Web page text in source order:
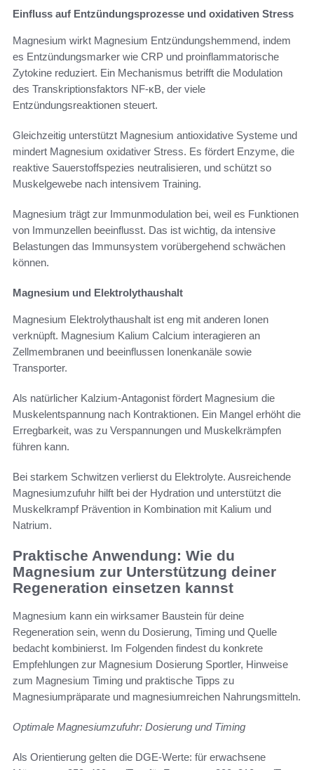
Einfluss auf Entzündungsprozesse und oxidativen Stress
Magnesium wirkt Magnesium Entzündungshemmend, indem
es Entzündungsmarker wie CRP und proinflammatorische
Zytokine reduziert. Ein Mechanismus betrifft die Modulation
des Transkriptionsfaktors NF‑κB, der viele
Entzündungsreaktionen steuert.
Gleichzeitig unterstützt Magnesium antioxidative Systeme und
mindert Magnesium oxidativer Stress. Es fördert Enzyme, die
reaktive Sauerstoffspezies neutralisieren, und schützt so
Muskelgewebe nach intensivem Training.
Magnesium trägt zur Immunmodulation bei, weil es Funktionen
von Immunzellen beeinflusst. Das ist wichtig, da intensive
Belastungen das Immunsystem vorübergehend schwächen
können.
Magnesium und Elektrolythaushalt
Magnesium Elektrolythaushalt ist eng mit anderen Ionen
verknüpft. Magnesium Kalium Calcium interagieren an
Zellmembranen und beeinflussen Ionenkanäle sowie
Transporter.
Als natürlicher Kalzium-Antagonist fördert Magnesium die
Muskelentspannung nach Kontraktionen. Ein Mangel erhöht die
Erregbarkeit, was zu Verspannungen und Muskelkrämpfen
führen kann.
Bei starkem Schwitzen verlierst du Elektrolyte. Ausreichende
Magnesiumzufuhr hilft bei der Hydration und unterstützt die
Muskelkrampf Prävention in Kombination mit Kalium und
Natrium.
Praktische Anwendung: Wie du
Magnesium zur Unterstützung deiner
Regeneration einsetzen kannst
Magnesium kann ein wirksamer Baustein für deine
Regeneration sein, wenn du Dosierung, Timing und Quelle
bedacht kombinierst. Im Folgenden findest du konkrete
Empfehlungen zur Magnesium Dosierung Sportler, Hinweise
zum Magnesium Timing und praktische Tipps zu
Magnesiumpräparate und magnesiumreichen Nahrungsmitteln.
Optimale Magnesiumzufuhr: Dosierung und Timing
Als Orientierung gelten die DGE-Werte: für erwachsene